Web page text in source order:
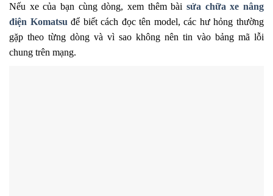
Nếu xe của bạn cùng dòng, xem thêm bài sửa chữa xe nâng
điện Komatsu để biết cách đọc tên model, các hư hỏng thường
gặp theo từng dòng và vì sao không nên tin vào bảng mã lỗi
chung trên mạng.